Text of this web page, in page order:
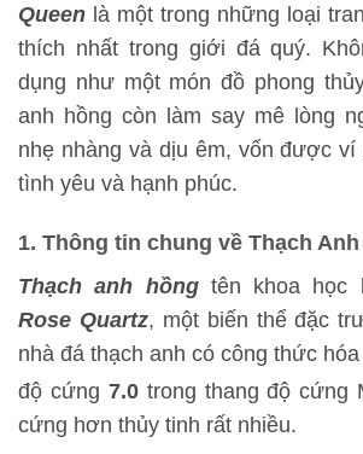
Queen là một trong những loại
thích nhất trong giới đá quý.
dụng như một món đồ phong
anh hồng còn làm say mê lòng
nhẹ nhàng và dịu êm, vốn được
tình yêu và hạnh phúc.
1. Thông tin chung về Thạch
Thạch anh hồng tên khoa học
Rose Quartz, một biến thể đặc
nhà đá thạch anh có công thức
độ cứng 7.0trong thang độ cứng
cứng hơn thủy tinh rất nhiều.